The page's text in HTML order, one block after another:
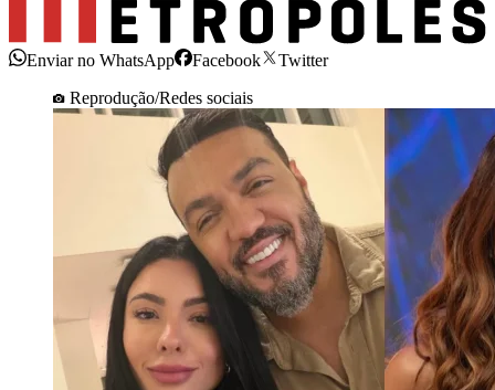
Enviar no WhatsApp Facebook
Twitter
Reprodução/Redes sociais